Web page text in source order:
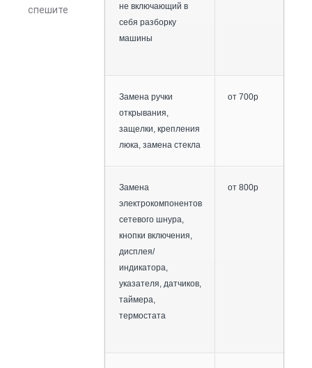
не включающий в
себя разборку
машины
Замена ручки
открывания,
защелки, крепления
люка, замена стекла
от 700р
Замена
электрокомпонентов
сетевого шнура,
кнопки включения,
дисплея/
индикатора,
указателя, датчиков,
таймера,
термостата
от 800р
спешите